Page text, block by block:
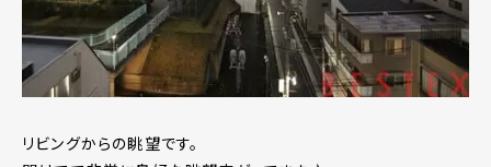
リビングからの眺望です。